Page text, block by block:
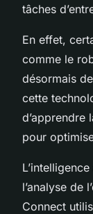
tâches
En effet,
comme le
désormais
cette
d’apprendre
pour
l’analyse de
Connect